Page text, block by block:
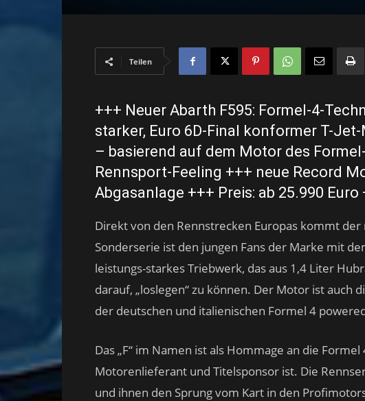
Teilen
+++ Neuer Abarth F595: Formel-4-
starker, Euro 6D-Final konformer T-
– basierend auf dem Motor des
Rennsport-Feeling +++ neue Record
Abgasanlage +++ Preis: ab 25.990 Euro
Direkt von den Rennstrecken Europas kommt
Sonderserie ist den jungen Fans der Marke mit
leistungs-starkes Triebwerk, das aus 1,4 Liter
darauf, „loslegen“ zu können. Der Motor ist auch
der deutschen und italienischen Formel 4
Das „F“ im Namen ist als Hommage an die
Motorenlieferant und Titelsponsor ist. Die
und ihnen den Sprung vom Kart in den